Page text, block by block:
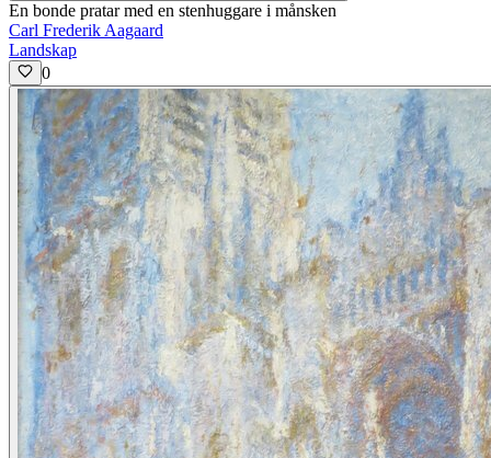
En bonde pratar med en stenhuggare i månsken
Carl Frederik Aagaard
Landskap
0